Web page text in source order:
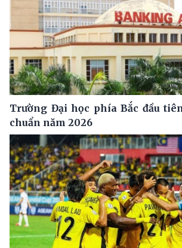
Trường Đại học phía Bắc đầu
chuẩn năm 2026